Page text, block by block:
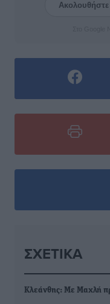
ΣΧΕΤΙΚΆ
Κλεάνθης: Με Μαχλή